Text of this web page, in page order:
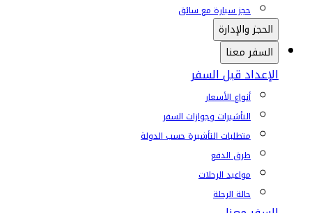
حجز سيارة مع سائق
الحجز والإدارة
السفر معنا
الإعداد قبل السفر
أنواع الأسعار
التأشيرات وجوازات السفر
متطلبات التأشيرة حسب الدولة
طرق الدفع
مواعيد الرحلات
حالة الرحلة